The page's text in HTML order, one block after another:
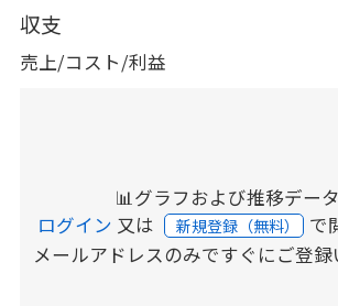
収支
売上/コスト/利益
📊グラフおよび推移デー
ログイン 又は 新規登録（無料） で
メールアドレスのみですぐにご登録